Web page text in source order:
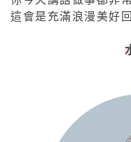
這會是充滿浪漫美好